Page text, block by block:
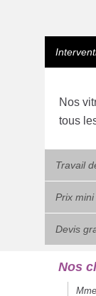
Nos
tous
Travail
Prix
Devis
Nos